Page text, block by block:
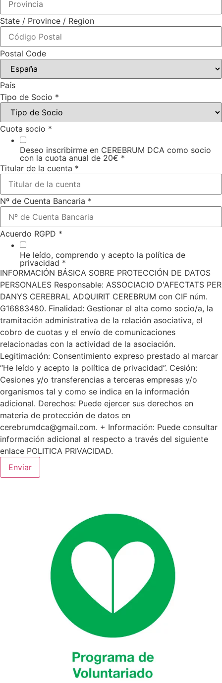
State / Province / Region
Postal Code
País
Tipo de Socio *
Cuota socio *
Deseo inscribirme en CEREBRUM DCA como socio
con la cuota anual de 20€ *
Titular de la cuenta *
Nº de Cuenta Bancaria *
Acuerdo RGPD *
He leído, comprendo y acepto la política de
privacidad *
INFORMACIÓN BÁSICA SOBRE PROTECCIÓN DE DATOS
PERSONALES Responsable: ASSOCIACIO D'AFECTATS PER
DANYS CEREBRAL ADQUIRIT CEREBRUM con CIF núm.
G16883480. Finalidad: Gestionar el alta como socio/a, la
tramitación administrativa de la relación asociativa, el
cobro de cuotas y el envío de comunicaciones
relacionadas con la actividad de la asociación.
Legitimación: Consentimiento expreso prestado al marcar
“He leído y acepto la política de privacidad”. Cesión:
Cesiones y/o transferencias a terceras empresas y/o
organismos tal y como se indica en la información
adicional. Derechos: Puede ejercer sus derechos en
materia de protección de datos en
cerebrumdca@gmail.com. + Información: Puede consultar
información adicional al respecto a través del siguiente
enlace POLITICA PRIVACIDAD.
Enviar